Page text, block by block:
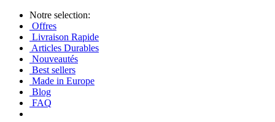
Notre selection:
Offres
Livraison Rapide
Articles Durables
Nouveautés
Best sellers
Made in Europe
Blog
FAQ